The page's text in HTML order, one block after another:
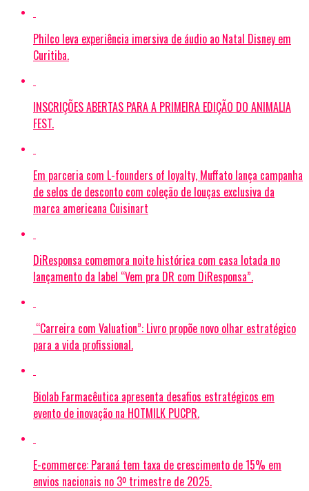
Philco leva experiência imersiva de áudio ao Natal Disney em
Curitiba.
INSCRIÇÕES ABERTAS PARA A PRIMEIRA EDIÇÃO DO ANIMALIA
FEST.
Em parceria com L-founders of loyalty, Muffato lança campanha
de selos de desconto com coleção de louças exclusiva da
marca americana Cuisinart
DiResponsa comemora noite histórica com casa lotada no
lançamento da label “Vem pra DR com DiResponsa”.
“Carreira com Valuation”: Livro propõe novo olhar estratégico
para a vida profissional.
Biolab Farmacêutica apresenta desafios estratégicos em
evento de inovação na HOTMILK PUCPR.
E-commerce: Paraná tem taxa de crescimento de 15% em
envios nacionais no 3º trimestre de 2025.